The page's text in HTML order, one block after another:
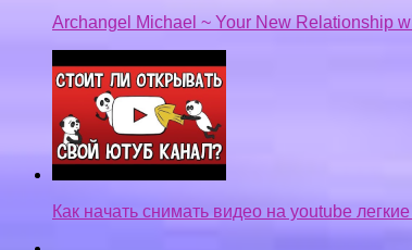
Archangel Michael ~ Your New Relationship
Как начать снимать видео на youtube